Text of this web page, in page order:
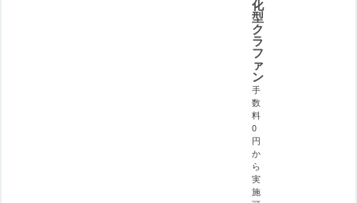
化
型
ク
ラ
フ
ァ
ン
手
数
料
0
円
か
ら
実
施